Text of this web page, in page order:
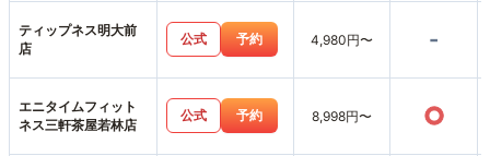
ティップネス明大前
店
公式 予約 4,980円〜 -
エニタイムフィット
ネス三軒茶屋若林店
公式 予約 8,998円〜 ○